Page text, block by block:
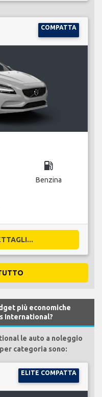
COMPATTA
local_gas_station
Benzina
più economiche
International?
le auto a noleggio
categoria sono:
ELITE COMPATTA